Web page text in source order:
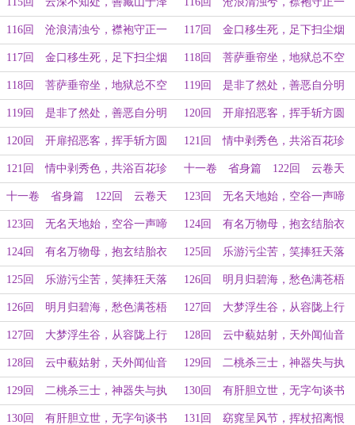
（下） （上）
116回 沧浪清浊兮，襟袍守正一
（下）
117回 金口移生死，足下扫尘烟
（上）
117回 金口移生死，足下扫尘烟
（下）
118回 菩萨垂帘坐，地狱总不空
（上）
118回 菩萨垂帘坐，地狱总不空
（下）
119回 是非了然处，善恶自分明
（上）
119回 是非了然处，善恶自分明
（下）
120回 开扉招恶客，挥手斩方圆
（上）
120回 开扉招恶客，挥手斩方圆
（下）
121回 情中剥秀色，共浴百花珍
（上）
121回 情中剥秀色，共浴百花珍
（下）
十一卷 省身篇 122回 云卷天
心动，君子袖携风（上）
十一卷 省身篇 122回 云卷天
心动，君子袖携风（下）
123回 无名天地始，空谷一声啼
（上）
123回 无名天地始，空谷一声啼
（下）
124回 有名万物母，抱玄结胎衣
（上）
124回 有名万物母，抱玄结胎衣
（下）
125回 乐游污尘苦，笑捧狂天落
（上）
125回 乐游污尘苦，笑捧狂天落
（下）
126回 明月归碧海，愁色满苍梧
（上）
126回 明月归碧海，愁色满苍梧
（下）
127回 大梦浮生谷，从容陇上行
（上）
127回 大梦浮生谷，从容陇上行
（下）
128回 云中藐姑射，天外闻仙音
（上）
128回 云中藐姑射，天外闻仙音
（下）
129回 二桃杀三士，神器失与执
（上）
129回 二桃杀三士，神器失与执
（下）
130回 有肝胆立世，无字句谈书
（上）
130回 有肝胆立世，无字句谈书 131回 窈窕呈风节，挥杖招离恨